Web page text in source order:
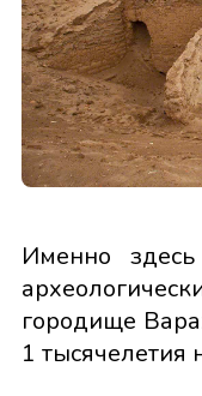
Именно
городище
1 тысячелетия